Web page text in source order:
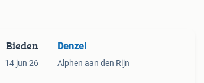
Bieden
14 jun 26
Denzel
Alphen aan den Rijn